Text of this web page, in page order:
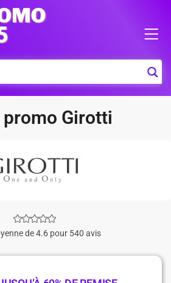
promo Girotti
de 4.6 pour 540 avis